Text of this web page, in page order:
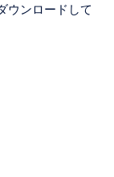
ウンロードして